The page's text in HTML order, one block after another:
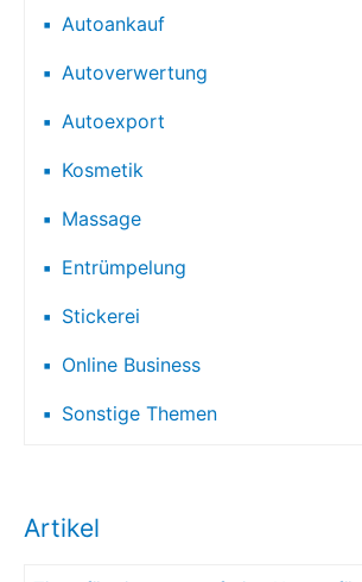
Autoankauf
Autoverwertung
Autoexport
Kosmetik
Massage
Entrümpelung
Stickerei
Online Business
Sonstige Themen
Artikel